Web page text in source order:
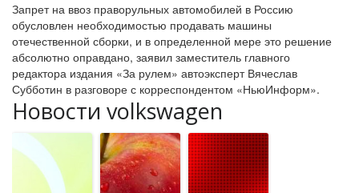
Запрет на ввоз праворульных автомобилей в Россию
обусловлен необходимостью продавать машины
отечественной сборки, и в определенной мере это решение
абсолютно оправдано, заявил заместитель главного
редактора издания «За рулем» автоэксперт Вячеслав
Субботин в разговоре с корреспондентом «НьюИнформ».
Новости volkswagen